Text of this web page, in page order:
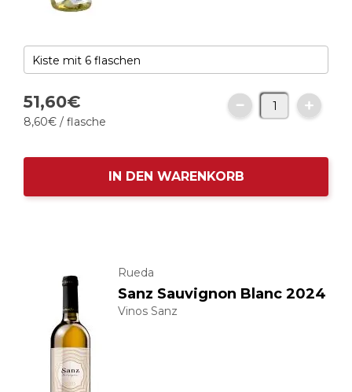
51,60€
8,60€ / flasche
IN DEN WARENKORB
Rueda
Sanz Sauvignon Blanc 2024
Vinos Sanz